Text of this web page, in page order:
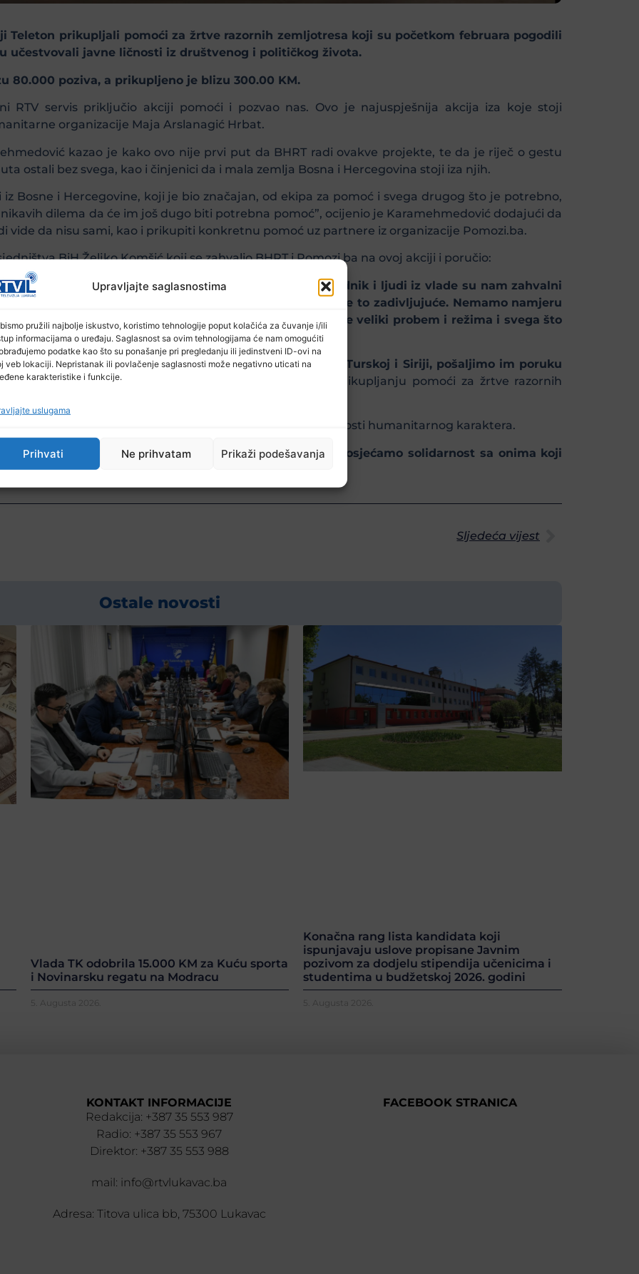
Upravljajte saglasnostima
pružili najbolje iskustvo, koristimo tehnologije poput kolačića za čuvanje i/ili
informacijama o uređaju. Saglasnost sa ovim tehnologijama će nam omogućiti
podatke kao što su ponašanje pri pregledanju ili jedinstveni ID-ovi na
veb lokaciji. Nepristanak ili povlačenje saglasnosti može negativno uticati na
karakteristike i funkcije.
uslugama
Prihvati Ne prihvatam Prikaži podešavanja
Teleton prikupljali pomoći za žrtve razornih zemljotresa koji su početkom februara pogodili
učestvovali javne ličnosti iz društvenog i političkog života.
80.000 poziva, a prikupljeno je blizu 300.00 KM.
RTV servis priključio akciji pomoći i pozvao nas. Ovo je najuspješnija akcija iza koje stoji
organizacije Maja Arslanagić Hrbat.
kazao je kako ovo nije prvi put da BHRT radi ovakve projekte, te da je riječ o gestu
ostali bez svega, kao i činjenici da i mala zemlja Bosna i Hercegovina stoji iza njih.
Bosne i Hercegovine, koji je bio značajan, od ekipa za pomoć i svega drugog što je potrebno,
dilema da će im još dugo biti potrebna pomoć”, ocijenio je Karamehmedović dodajući da
vide da nisu sami, kao i prikupiti konkretnu pomoć uz partnere iz organizacije Pomozi.ba.
BiH Željko Komšić koji se zahvalio BHRT i Pomozi.ba na ovoj akciji i poručio:
u Turskoj i to je tragedija koja traje. Turski predsjednik i ljudi iz vlade su nam zahvalni
je to zadivljujuće da tako mala zemlja uradi nešto da je to zadivljujuće. Nemamo namjeru
sam vam i ja na ovome što ste i Siriju uključili. Tamo je veliki probem i režima i svega što
i treba im pomoći“, rekao je Komšić.
se masovno uključe u humanitarnu akciju za pomoć Turskoj i Siriji, pošaljimo im poruku
BiH Denis Bećirović u emisiji Teleton, posvećenoj prikupljanju pomoći za žrtve razornih
Tursku i Siriju.
BHRT-u i Udruženju Pomozi.ba na sprovedenoj aktivnosti humanitarnog karaktera.
solidarnost sa bratskim narodom Turske i Sirije, da osjećamo solidarnost sa onima koji
im je najteže
Sljedeća vijest
Ostale novosti
Vlada TK odobrila 15.000 KM za Kuću sporta
i Novinarsku regatu na Modracu
5. Augusta 2026.
Konačna rang lista kandidata koji
ispunjavaju uslove propisane Javnim
pozivom za dodjelu stipendija učenicima i
studentima u budžetskoj 2026. godini
5. Augusta 2026.
KONTAKT INFORMACIJE
Redakcija: +387 35 553 987
Radio: +387 35 553 967
Direktor: +387 35 553 988
mail: info@rtvlukavac.ba
Adresa: Titova ulica bb, 75300 Lukavac
FACEBOOK STRANICA